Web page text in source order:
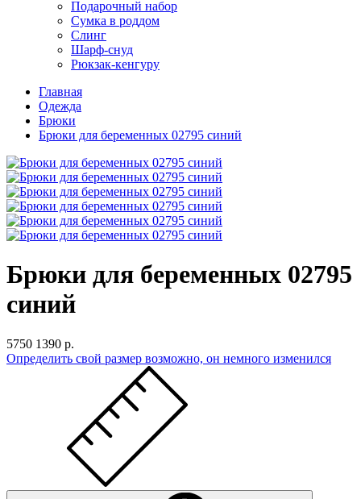
Подарочный набор
Сумка в роддом
Слинг
Шарф-снуд
Рюкзак-кенгуру
Главная
Одежда
Брюки
Брюки для беременных 02795 синий
Брюки для беременных 02795
синий
5750 1390 р.
Определить свой размер возможно, он немного изменился